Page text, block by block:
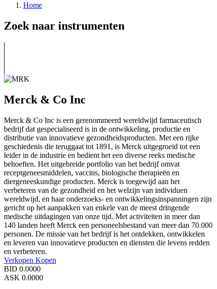
Home
Zoek naar instrumenten
Merck & Co Inc
Merck & Co Inc is een gerenommeerd wereldwijd farmaceutisch
bedrijf dat gespecialiseerd is in de ontwikkeling, productie en
distributie van innovatieve gezondheidsproducten. Met een rijke
geschiedenis die teruggaat tot 1891, is Merck uitgegroeid tot een
leider in de industrie en bedient het een diverse reeks medische
behoeften. Het uitgebreide portfolio van het bedrijf omvat
receptgeneesmiddelen, vaccins, biologische therapieën en
diergeneeskundige producten. Merck is toegewijd aan het
verbeteren van de gezondheid en het welzijn van individuen
wereldwijd, en haar onderzoeks- en ontwikkelingsinspanningen zijn
gericht op het aanpakken van enkele van de meest dringende
medische uitdagingen van onze tijd. Met activiteiten in meer dan
140 landen heeft Merck een personeelsbestand van meer dan 70.000
personen. De missie van het bedrijf is het ontdekken, ontwikkelen
en leveren van innovatieve producten en diensten die levens redden
en verbeteren.
Verkopen Kopen
BID 0.0000
ASK 0.0000